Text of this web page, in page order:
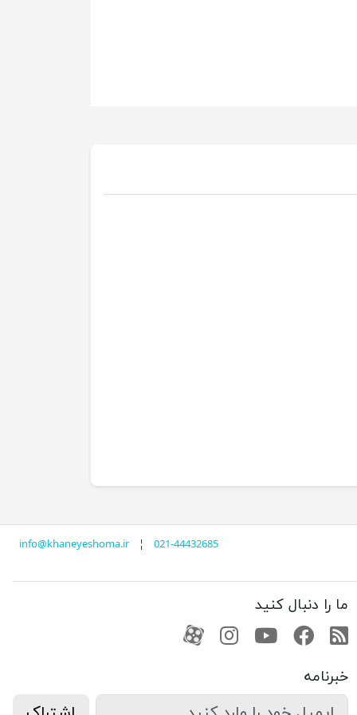
info@khaneyeshoma.ir¦ 021-44432685
ما را دنبال کنید
RSS فیسبوکیوتیوبکانال آپارات
کانال آپارات
خبرنامه